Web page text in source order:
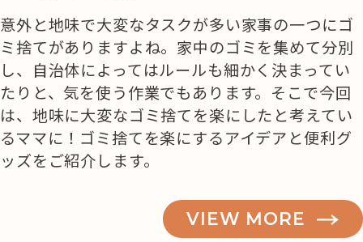
意外と地味で大変なタスクが多い家事の一つにゴ
ミ捨てがありますよね。家中のゴミを集めて分別
し、自治体によってはルールも細かく決まってい
たりと、気を使う作業でもあります。そこで今回
は、地味に大変なゴミ捨てを楽にしたと考えてい
るママに！ゴミ捨てを楽にするアイデアと便利グ
ッズをご紹介します。
VIEW MORE